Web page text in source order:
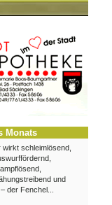
Monats
wirkt schleimlösend,
und
der Fenchel...